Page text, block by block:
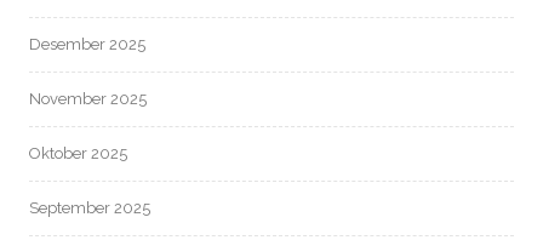
Desember 2025
November 2025
Oktober 2025
September 2025